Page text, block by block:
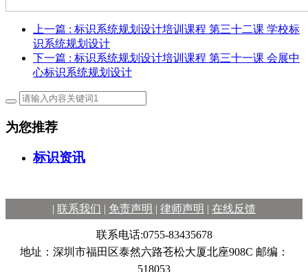
上一篇 : 标识系统规划设计培训课程 第三十二课 学校标
识系统规划设计
下一篇 : 标识系统规划设计培训课程 第三十一课 会展中
心标识系统规划设计
为您推荐
标识资讯
| 联系我们 | 免责声明 | 律师声明 | 在线反馈
联系电话:0755-83435678
地址：深圳市福田区泰然六路苍松大厦北座908C 邮编：
518053